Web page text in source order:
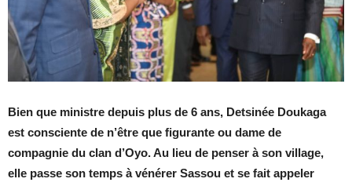
Bien que ministre depuis plus de 6 ans, Detsinée Doukaga
est consciente de n’être que figurante ou dame de
compagnie du clan d’Oyo. Au lieu de penser à son village,
elle passe son temps à vénérer Sassou et se fait appeler